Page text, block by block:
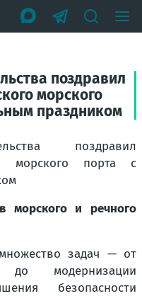
поздравил
морского
праздником
морского и речного
задач — от
до модернизации
безопасности